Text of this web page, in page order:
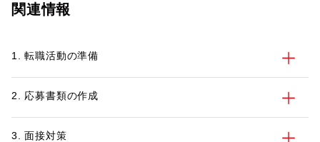
内容や必要なスキルを正しく知っておきた
て、業界の特徴や主な仕事内容、不動産業
します。
関連情報
1. 転職活動の準備
2. 応募書類の作成
3. 面接対策